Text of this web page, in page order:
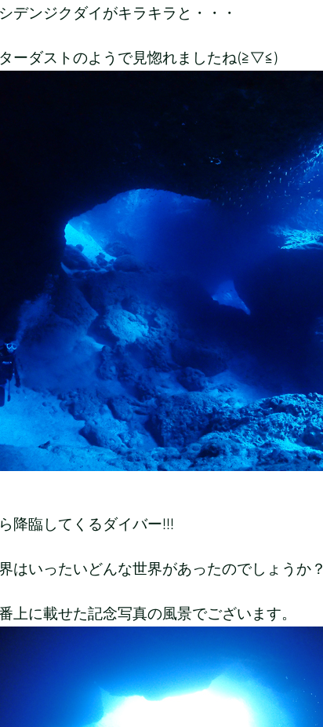
デンジクダイがキラキラと・・・
ーダストのようで見惚れましたね(≧▽≦)
降臨してくるダイバー!!!
はいったいどんな世界があったのでしょうか？
上に載せた記念写真の風景でございます。